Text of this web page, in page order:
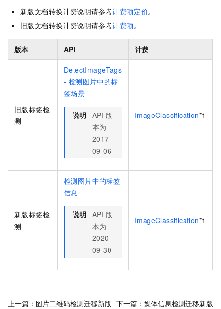
新版文档转换计费说明请参考计费项定价。
旧版文档转换计费说明请参考计费项。
版本 API 计费
旧版标签检
测
DetectImageTags
- 检测图片中的标
签场景
说明 API 版
本为
2017-
09-06
ImageClassification*1
新版标签检
测
检测图片中的标签
信息
说明 API 版
本为
2020-
09-30
ImageClassification*1
上一篇： 图片二维码检测迁移新版 下一篇： 媒体信息检测迁移新版